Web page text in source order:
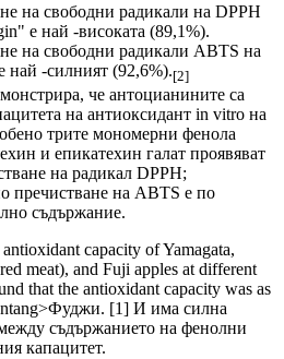
на свободни радикали на DPPH
е най -високата (89,1%).
на свободни радикали ABTS на
най -силният (92,6%).[2]
че антоцианините са
на антиоксидант in vitro на
трите мономерни фенола
и епикатехин галат проявяват
на радикал DPPH;
пречистване на ABTS е по
съдържание.
capacity of Yamagata,
meat), and Fuji apples at different
that the antioxidant capacity was as
[1] И има силна
съдържанието на фенолни
капацитет.